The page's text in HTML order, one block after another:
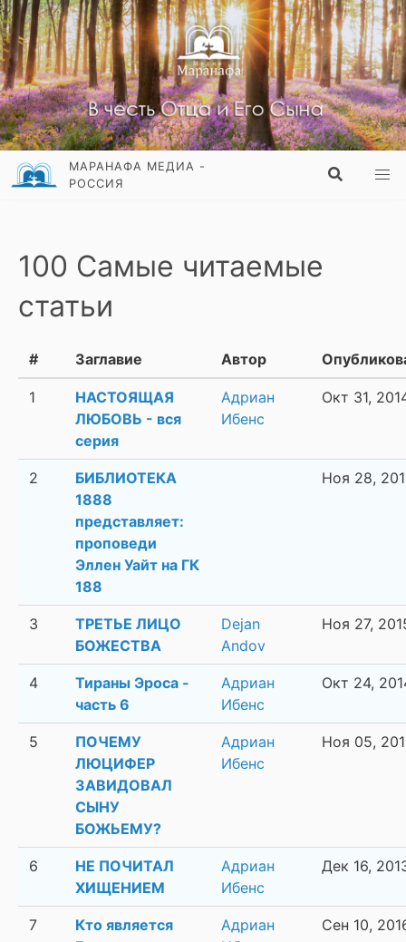
МАРАНАФА МЕДИА -
РОССИЯ
100 Самые читаемые
статьи
# Заглавие Автор
1
НАСТОЯЩАЯ
ЛЮБОВЬ - вся
серия
Адриан
Ибенс
Окт 31,
2
БИБЛИОТЕКА
1888
представляет:
проповеди
Эллен Уайт на ГК
188
Ноя 28,
3
ТРЕТЬЕ ЛИЦО
БОЖЕСТВА
Dejan
Andov
Ноя 27,
4
Тираны Эроса -
часть 6
Адриан
Ибенс
Окт 24,
5
ПОЧЕМУ
ЛЮЦИФЕР
ЗАВИДОВАЛ
СЫНУ
БОЖЬЕМУ?
Адриан
Ибенс
Ноя 05,
6
НЕ ПОЧИТАЛ
ХИЩЕНИЕМ
Адриан
Ибенс
Дек 16,
7
Кто является
Адриан
Сен 10,